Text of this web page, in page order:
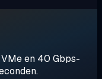
en 40 Gbps-